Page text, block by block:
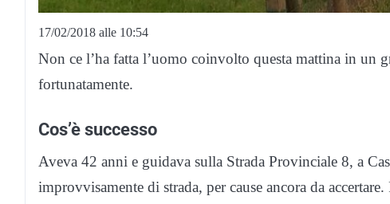
17/02/2018 alle 10:54
Non ce l’ha fatta l’uomo coinvolto questa mattina in un
fortunatamente.
Cos’è successo
Aveva 42 anni e guidava sulla Strada Provinciale 8, a
improvvisamente di strada, per cause ancora da